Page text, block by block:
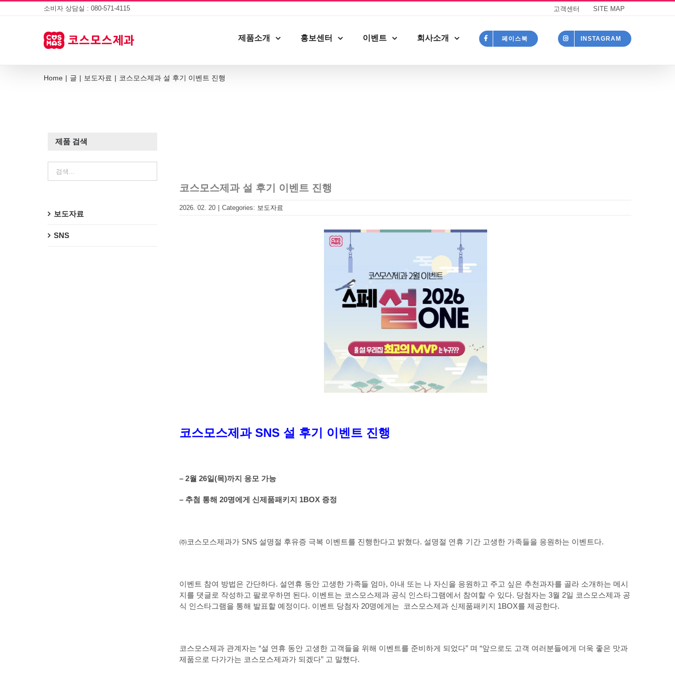
소비자 상담실 : 080-571-4115 고객센터 SITE MAP
제품소개 홍보센터 이벤트 회사소개 페이스북 INSTAGRAM
Home | 글 | 보도자료 | 코스모스제과 설 후기 이벤트 진행
코스모스제과 설 후기 이벤트 진행
2026. 02. 20 Categories: 보도자료
코스모스제과 SNS 설 후기 이벤트 진행
– 2월 26일(목)까지 응모 가능
– 추첨 통해 20명에게 신제품패키지 1BOX 증정
㈜코스모스제과가 SNS 설명절 후유증 극복 이벤트를 진행한다고 밝혔다. 설명절 연휴 기간 고생한 가족들을 응원하는 이벤트다.
이벤트 참여 방법은 간단하다. 설연휴 동안 고생한 가족들 엄마, 아내 또는 나 자신을 응원하고 주고 싶은 추천과자를 골라 소개하는 메시
지를 댓글로 작성하고 팔로우하면 된다. 이벤트는 코스모스제과 공식 인스타그램에서 참여할 수 있다. 당첨자는 3월 2일 코스모스제과 공
식 인스타그램을 통해 발표할 예정이다. 이벤트 당첨자 20명에게는 코스모스제과 신제품패키지 1BOX를 제공한다.
코스모스제과 관계자는 “설 연휴 동안 고생한 고객들을 위해 이벤트를 준비하게 되었다” 며 “앞으로도 고객 여러분들에게 더욱 좋은 맛과
제품으로 다가가는 코스모스제과가 되겠다” 고 말했다.
제품 검색
보도자료
SNS